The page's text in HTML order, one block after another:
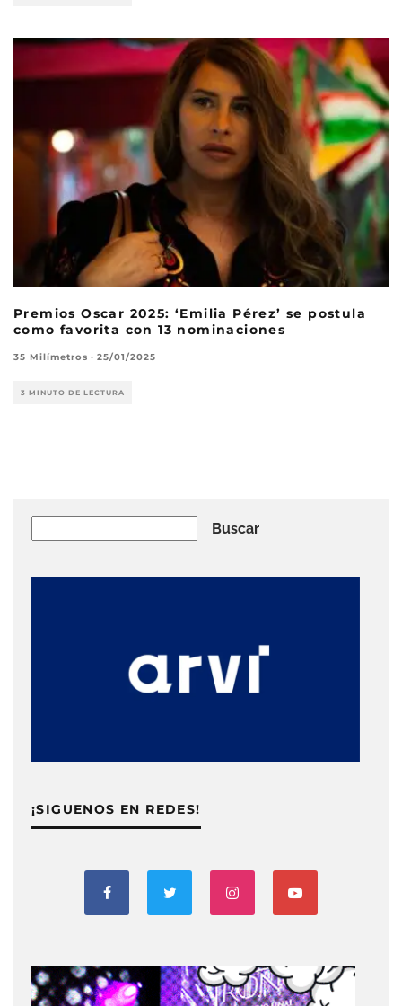
Premios Oscar 2025: ‘Emilia Pérez’ se postula
como favorita con 13 nominaciones
35 Milímetros · 25/01/2025
3 MINUTO DE LECTURA
Buscar
¡SIGUENOS EN REDES!